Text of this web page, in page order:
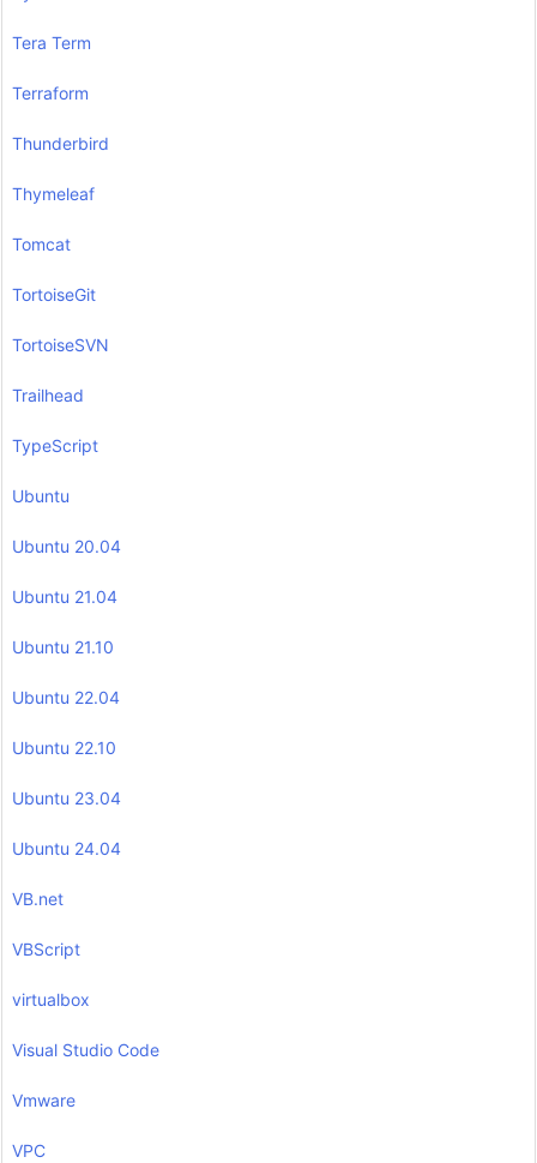
Tera Term
Terraform
Thunderbird
Thymeleaf
Tomcat
TortoiseGit
TortoiseSVN
Trailhead
TypeScript
Ubuntu
Ubuntu 20.04
Ubuntu 21.04
Ubuntu 21.10
Ubuntu 22.04
Ubuntu 22.10
Ubuntu 23.04
Ubuntu 24.04
VB.net
VBScript
virtualbox
Visual Studio Code
Vmware
VPC